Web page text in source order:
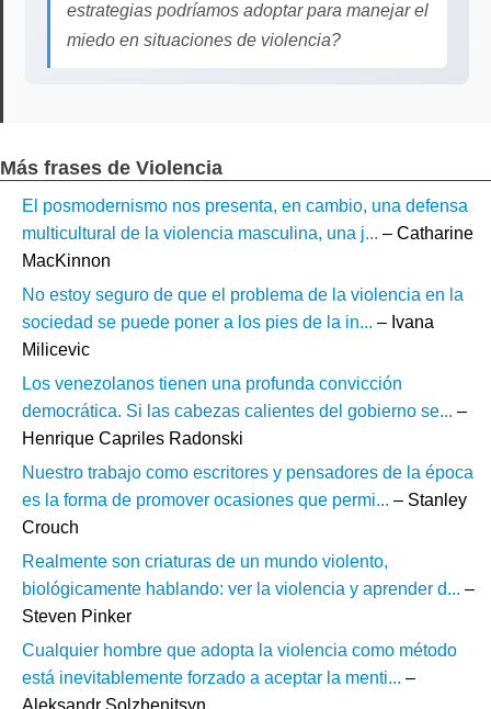
estrategias podríamos adoptar para manejar el
miedo en situaciones de violencia?
Más frases de Violencia
El posmodernismo nos presenta, en cambio, una defensa
multicultural de la violencia masculina, una j... – Catharine
MacKinnon
No estoy seguro de que el problema de la violencia en la
sociedad se puede poner a los pies de la in... – Ivana
Milicevic
Los venezolanos tienen una profunda convicción
democrática. Si las cabezas calientes del gobierno se... –
Henrique Capriles Radonski
Nuestro trabajo como escritores y pensadores de la época
es la forma de promover ocasiones que permi... – Stanley
Crouch
Realmente son criaturas de un mundo violento,
biológicamente hablando: ver la violencia y aprender d... –
Steven Pinker
Cualquier hombre que adopta la violencia como método
está inevitablemente forzado a aceptar la menti... –
Aleksandr Solzhenitsyn